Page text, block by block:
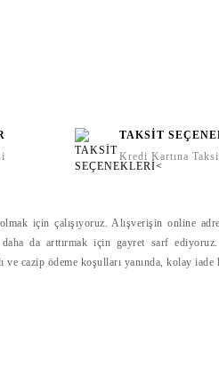
TAKSİT
Kredi Kartına
için çalışıyoruz. Alışverişin online
da arttırmak için gayret sarf
cazip ödeme koşulları yanında, kolay